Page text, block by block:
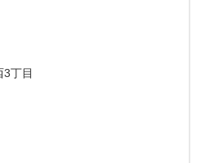
丁目